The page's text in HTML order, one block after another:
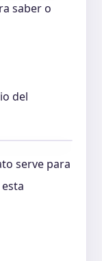
saber o
del
serve para